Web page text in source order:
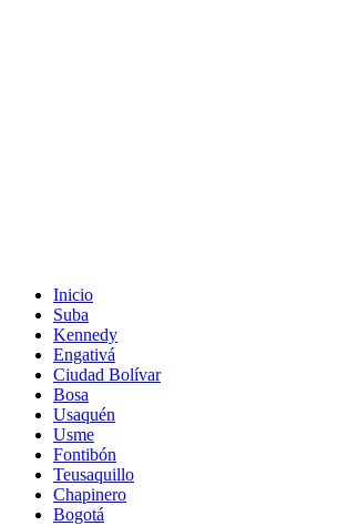
Inicio
Suba
Kennedy
Engativá
Ciudad Bolívar
Bosa
Usaquén
Usme
Fontibón
Teusaquillo
Chapinero
Bogotá